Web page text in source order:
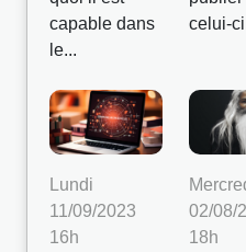
capable dans
le...
celui-
Lundi
11/09/2023
16h
02/08/
18h